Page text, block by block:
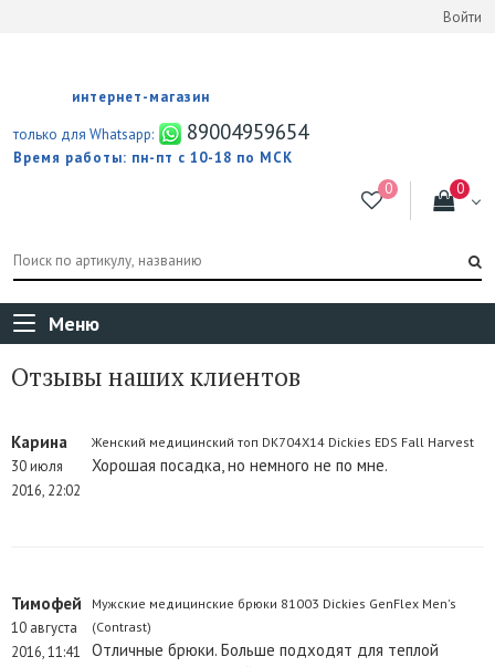
Войти
интернет-магазин
только для Whatsapp:
89004959654
Время работы: пн-пт с 10-18 по МСК
Меню
Отзывы наших клиентов
Карина
30 июля
2016, 22:02
Женский медицинский топ DK704X14 Dickies EDS Fall Harvest
Хорошая посадка, но немного не по мне.
Тимофей
10 августа
2016, 11:41
Мужские медицинские брюки 81003 Dickies GenFlex Men's
(Contrast)
Отличные брюки. Больше подходят для теплой